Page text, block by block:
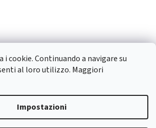
cookie. Continuando a navigare su
al loro utilizzo. Maggiori
Impostazioni
Creato da Shoptet